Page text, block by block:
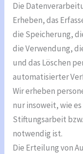
Die
Erheben, das
die Speicherung,
die Verwendung,
und das Löschen
automatisierter
Wir erheben
nur insoweit, wie
Stiftungsarbeit
notwendig ist.
Die Erteilung von